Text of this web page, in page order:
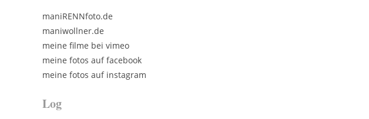
maniRENNfoto.de
maniwollner.de
meine filme bei vimeo
meine fotos auf facebook
meine fotos auf instagram
Log